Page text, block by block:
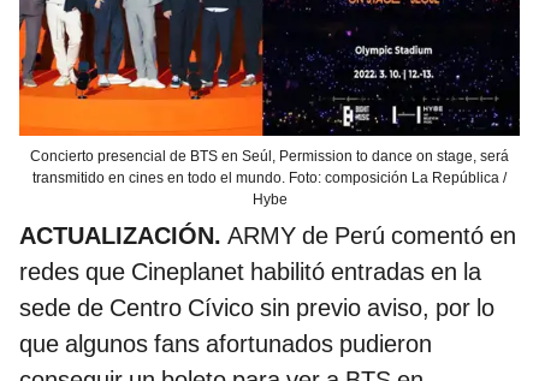
Concierto presencial de BTS en Seúl, Permission to dance on stage, será
transmitido en cines en todo el mundo. Foto: composición La República /
Hybe
ACTUALIZACIÓN. ARMY de Perú comentó en
redes que Cineplanet habilitó entradas en la
sede de Centro Cívico sin previo aviso, por lo
que algunos fans afortunados pudieron